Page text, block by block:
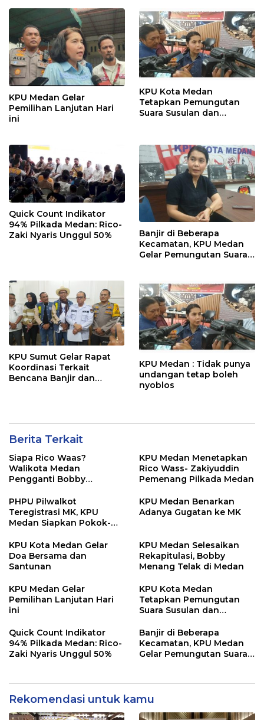
KPU Medan Gelar
Pemilihan Lanjutan Hari
ini
KPU Kota Medan
Tetapkan Pemungutan
Suara Susulan dan
Quick Count Indikator
94% Pilkada Medan: Rico-
Zaki Nyaris Unggul 50%
Banjir di Beberapa
Kecamatan, KPU Medan
Gelar Pemungutan Suara
KPU Sumut Gelar Rapat
Koordinasi Terkait
Bencana Banjir dan
KPU Medan : Tidak punya
undangan tetap boleh
nyoblos
Berita Terkait
Siapa Rico Waas?
Walikota Medan
Pengganti Bobby
KPU Medan Menetapkan
Rico Wass- Zakiyuddin
Pemenang Pilkada Medan
PHPU Pilwalkot
Teregistrasi MK, KPU
Medan Siapkan Pokok-
KPU Medan Benarkan
Adanya Gugatan ke MK
KPU Kota Medan Gelar
Doa Bersama dan
Santunan
KPU Medan Selesaikan
Rekapitulasi, Bobby
Menang Telak di Medan
KPU Medan Gelar
Pemilihan Lanjutan Hari
ini
KPU Kota Medan
Tetapkan Pemungutan
Suara Susulan dan
Desember 2024
Quick Count Indikator
94% Pilkada Medan: Rico-
Zaki Nyaris Unggul 50%
Banjir di Beberapa
Kecamatan, KPU Medan
Gelar Pemungutan Suara
Rekomendasi untuk kamu